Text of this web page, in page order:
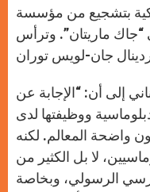
بتشجيع من مؤسسة
“جاك ماريتان”. وترأس
إلى أن: “الإجابة عن
ووظيفتها لدى
واضحة المعالم. لكنه
لا بل الكثير من
الرسولي، وبخاصة